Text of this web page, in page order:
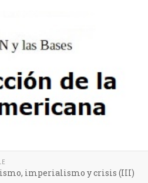
imperialismo y crisis (III)